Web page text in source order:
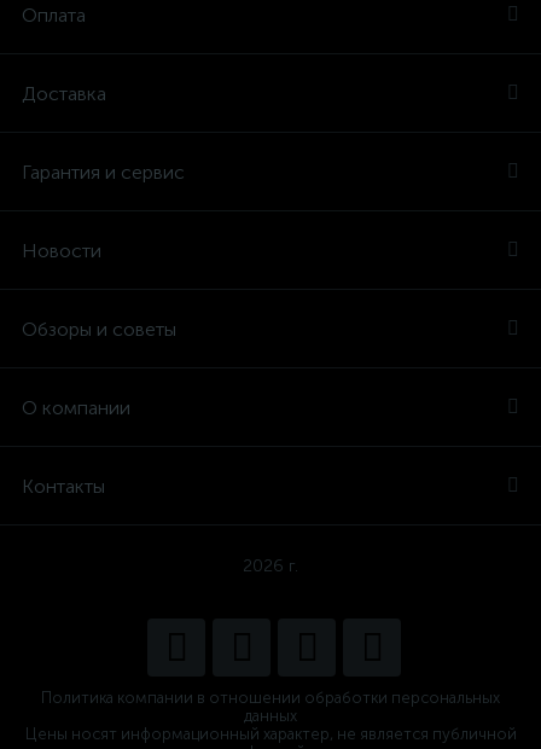
Оплата
Доставка
Гарантия и сервис
Новости
Обзоры и советы
О компании
Контакты
2026 г.
Политика компании в отношении обработки персональных
данных
Цены носят информационный характер, не является публичной